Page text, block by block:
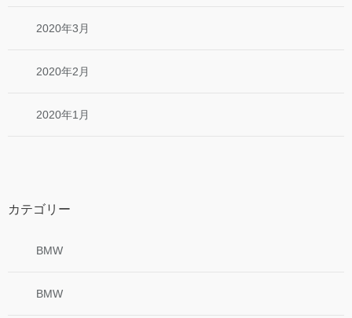
2020年3月
2020年2月
2020年1月
カテゴリー
BMW
BMW